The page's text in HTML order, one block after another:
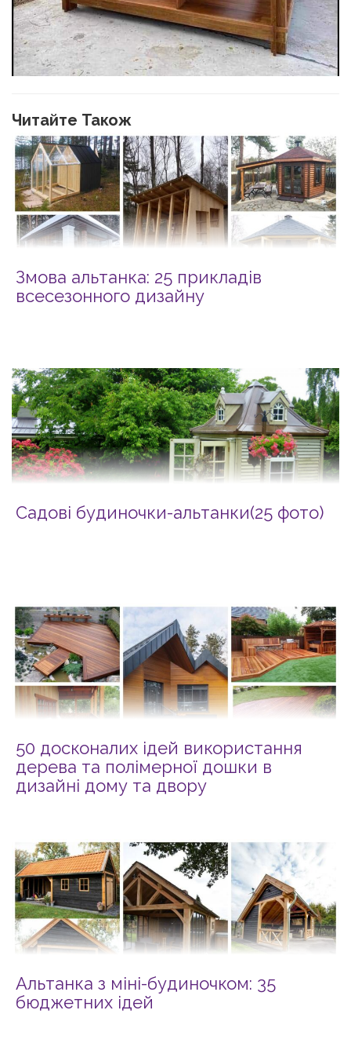
Читайте Також
Змова альтанка: 25 прикладів
всесезонного дизайну
Садові будиночки-альтанки(25 фото)
50 досконалих ідей використання
дерева та полімерної дошки в
дизайні дому та двору
Альтанка з міні-будиночком: 35
бюджетних ідей